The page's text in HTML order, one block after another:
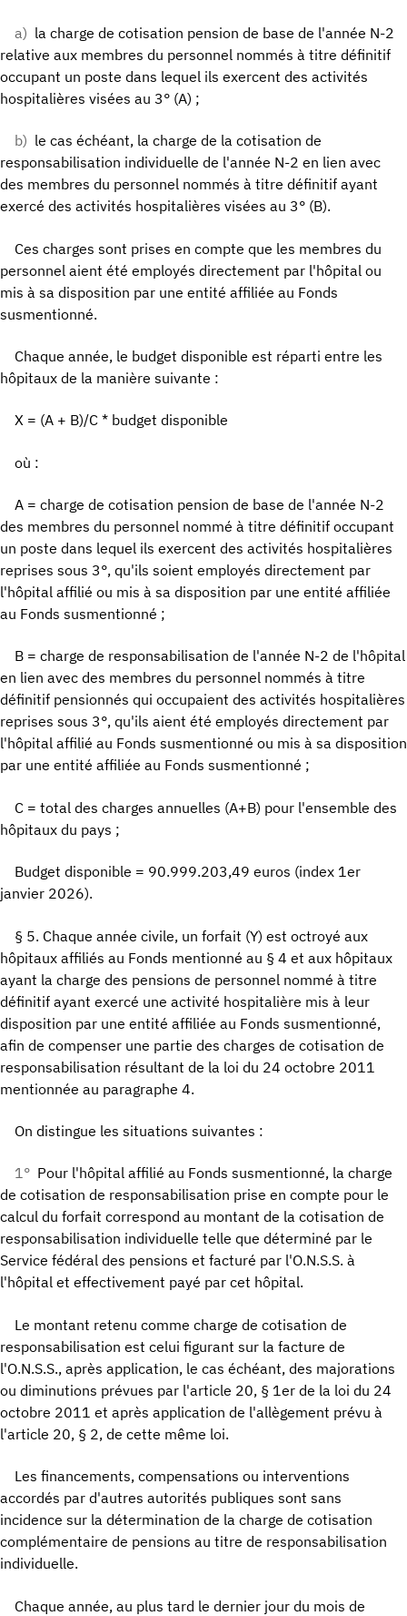
a) la charge de cotisation pension de base de l'année N-2
relative aux membres du personnel nommés à titre définitif
occupant un poste dans lequel ils exercent des activités
hospitalières visées au 3° (A) ;
b) le cas échéant, la charge de la cotisation de
responsabilisation individuelle de l'année N-2 en lien avec
des membres du personnel nommés à titre définitif ayant
exercé des activités hospitalières visées au 3° (B).
Ces charges sont prises en compte que les membres du
personnel aient été employés directement par l'hôpital ou
mis à sa disposition par une entité affiliée au Fonds
susmentionné.
Chaque année, le budget disponible est réparti entre les
hôpitaux de la manière suivante :
X = (A + B)/C * budget disponible
où :
A = charge de cotisation pension de base de l'année N-2
des membres du personnel nommé à titre définitif occupant
un poste dans lequel ils exercent des activités hospitalières
reprises sous 3°, qu'ils soient employés directement par
l'hôpital affilié ou mis à sa disposition par une entité affiliée
au Fonds susmentionné ;
B = charge de responsabilisation de l'année N-2 de l'hôpital
en lien avec des membres du personnel nommés à titre
définitif pensionnés qui occupaient des activités hospitalières
reprises sous 3°, qu'ils aient été employés directement par
l'hôpital affilié au Fonds susmentionné ou mis à sa disposition
par une entité affiliée au Fonds susmentionné ;
C = total des charges annuelles (A+B) pour l'ensemble des
hôpitaux du pays ;
Budget disponible = 90.999.203,49 euros (index 1er
janvier 2026).
§ 5. Chaque année civile, un forfait (Y) est octroyé aux
hôpitaux affiliés au Fonds mentionné au § 4 et aux hôpitaux
ayant la charge des pensions de personnel nommé à titre
définitif ayant exercé une activité hospitalière mis à leur
disposition par une entité affiliée au Fonds susmentionné,
afin de compenser une partie des charges de cotisation de
responsabilisation résultant de la loi du 24 octobre 2011
mentionnée au paragraphe 4.
On distingue les situations suivantes :
1° Pour l'hôpital affilié au Fonds susmentionné, la charge
de cotisation de responsabilisation prise en compte pour le
calcul du forfait correspond au montant de la cotisation de
responsabilisation individuelle telle que déterminé par le
Service fédéral des pensions et facturé par l'O.N.S.S. à
l'hôpital et effectivement payé par cet hôpital.
Le montant retenu comme charge de cotisation de
responsabilisation est celui figurant sur la facture de
l'O.N.S.S., après application, le cas échéant, des majorations
ou diminutions prévues par l'article 20, § 1er de la loi du 24
octobre 2011 et après application de l'allègement prévu à
l'article 20, § 2, de cette même loi.
Les financements, compensations ou interventions
accordés par d'autres autorités publiques sont sans
incidence sur la détermination de la charge de cotisation
complémentaire de pensions au titre de responsabilisation
individuelle.
Chaque année, au plus tard le dernier jour du mois de